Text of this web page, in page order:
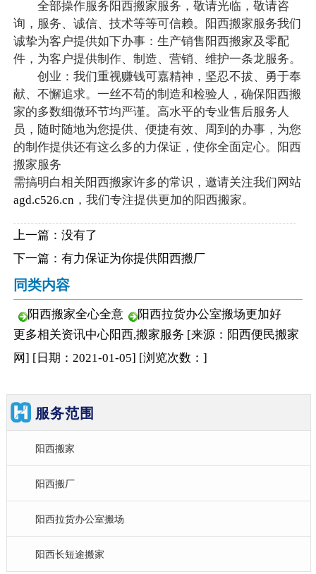
全部操作服务阳西搬家服务，敬请光临，敬请咨
询，服务、诚信、技术等等可信赖。阳西搬家服务我们
诚挚为客户提供如下办事：生产销售阳西搬家及零配
件，为客户提供制作、制造、营销、维护一条龙服务。
创业：我们重视赚钱可嘉精神，坚忍不拔、勇于奉
献、不懈追求。一丝不苟的制造和检验人，确保阳西搬
家的多数细微环节均严谨。高水平的专业售后服务人
员，随时随地为您提供、便捷有效、周到的办事，为您
的制作提供还有这么多的力保证，使你全面定心。阳西
搬家服务
需搞明白相关阳西搬家许多的常识，邀请关注我们网站
agd.c526.cn，我们专注提供更加的阳西搬家。
上一篇：没有了
下一篇： 有力保证为你提供阳西搬厂
同类内容
阳西搬家全心全意
阳西拉货办公室搬场更加好
更多相关资讯中心阳西,搬家服务 [来源：阳西便民搬家
网] [日期：2021-01-05] [浏览次数： ]
服务范围
阳西搬家
阳西搬厂
阳西拉货办公室搬场
阳西长短途搬家